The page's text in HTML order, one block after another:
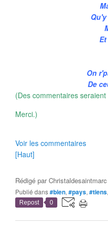
On
De
(Des commentaires
Merci.)
Voir les commentaires
[Haut]
Rédigé parChristaldesaintmarc
Publié dans#bien, #pays, #tiens,
Repost 0